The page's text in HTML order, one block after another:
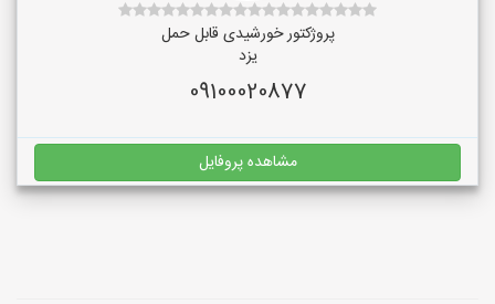
پروژکتور خورشیدی قابل حمل
یزد
09100020877
مشاهده پروفایل